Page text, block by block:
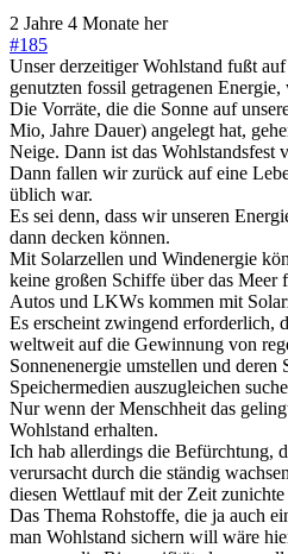
2 Jahre 4 Monate her
#185
Unser derzeitiger Wohlstand fußt
genutzten fossil getragenen
Die Vorräte, die die Sonne auf
Mio, Jahre Dauer) angelegt hat,
Neige. Dann ist das Wohlstandsfest
Dann fallen wir zurück auf eine
üblich war.
Es sei denn, dass wir unseren
dann decken können.
Mit Solarzellen und Windenergie
keine großen Schiffe über das Meer
Autos und LKWs kommen mit
Es erscheint zwingend erforderlich,
weltweit auf die Gewinnung von
Sonnenenergie umstellen und
Speichermedien auszugleichen
Nur wenn der Menschheit das
Wohlstand erhalten.
Ich hab allerdings die Befürchtung,
verursacht durch die ständig
diesen Wettlauf mit der Zeit zunichte
Das Thema Rohstoffe, die ja auch
man Wohlstand sichern will wäre